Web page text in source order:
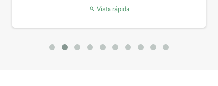
 Vista rápida